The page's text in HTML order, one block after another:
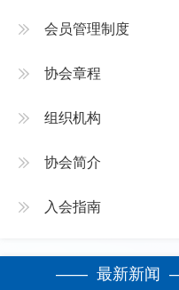
会员管理制度
协会章程
组织机构
协会简介
入会指南
—— 最新新闻